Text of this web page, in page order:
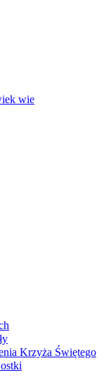
wie
Krzyża Świętego